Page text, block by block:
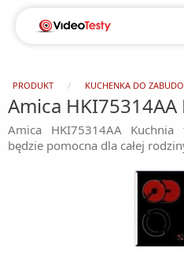
PRODUKT KUCHENKA DO
Amica HKI75314AA
Amica HKI75314AA
będzie pomocna dla całej